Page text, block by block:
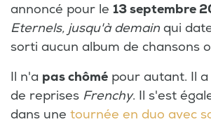
annoncé pour le 13 septembre
Eternels, jusqu'à demain qui
sorti aucun album de chansons
Il n'a pas chômé pour autant. Il
de reprises Frenchy. Il s'est
dans une tournée en duo avec